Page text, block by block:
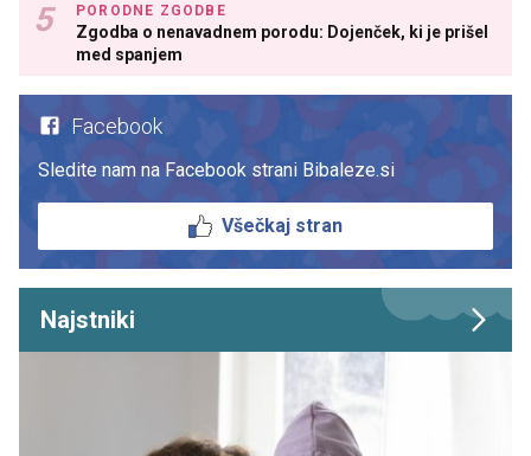
PORODNE ZGODBE
Zgodba o nenavadnem porodu: Dojenček, ki je prišel
med spanjem
Facebook
Sledite nam na Facebook strani Bibaleze.si
Všečkaj stran
Najstniki